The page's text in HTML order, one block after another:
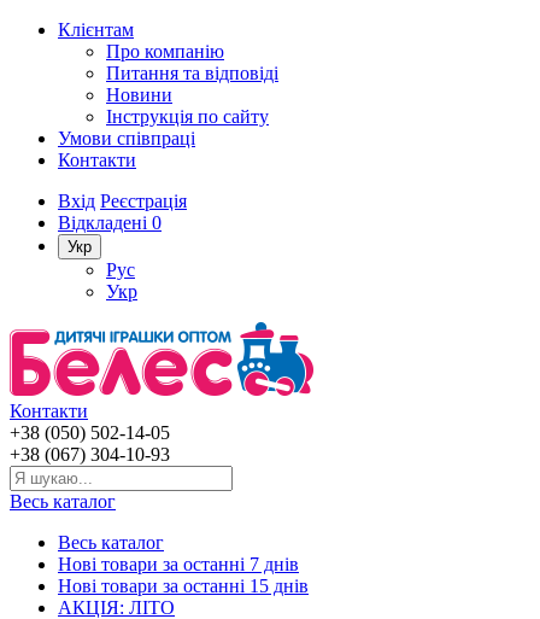
Клієнтам
Про компанію
Питання та відповіді
Новини
Інструкція по сайту
Умови співпраці
Контакти
Вхід Реєстрація
Відкладені 0
Укр
Рус
Укр
Контакти
+38 (050) 502-14-05
+38 (067) 304-10-93
Весь каталог
Весь каталог
Нові товари за останнi 7 днiв
Нові товари за останнi 15 днiв
АКЦІЯ: ЛІТО